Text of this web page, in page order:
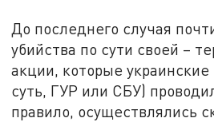
До последнего случая
убийства по сути своей –
акции, которые
суть, ГУР или СБУ)
правило, осуществлялись